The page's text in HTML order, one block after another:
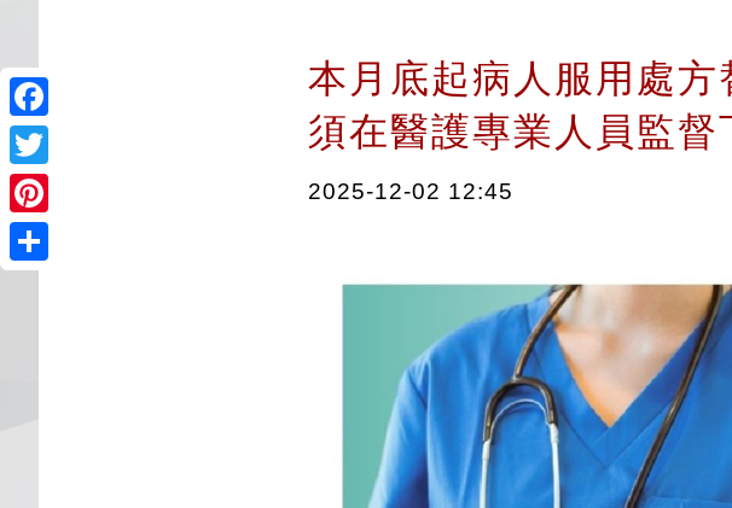
Facebook
Twitter
Pinterest
本月底起病人服用處方
須在醫護專業人員監
2025-12-02 12:45